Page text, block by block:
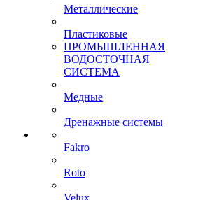
Металлические
Пластиковые
ПРОМЫШЛЕННАЯ
ВОДОСТОЧНАЯ
СИСТЕМА
Медные
Дренажные системы
Fakro
Roto
Velux